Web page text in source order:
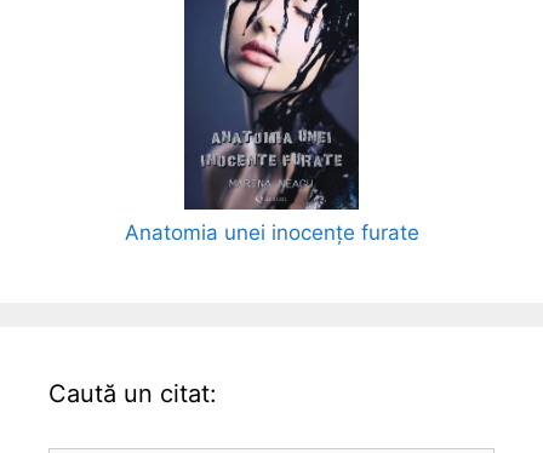
Anatomia unei inocențe furate
Caută un citat: